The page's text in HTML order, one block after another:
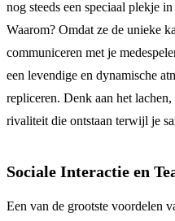
nog steeds een speciaal plekje
Waarom? Omdat ze de unieke
communiceren met je
een levendige en dynamische
repliceren. Denk aan het
rivaliteit die ontstaan terwijl je
Sociale Interactie en
Een van de grootste voordelen